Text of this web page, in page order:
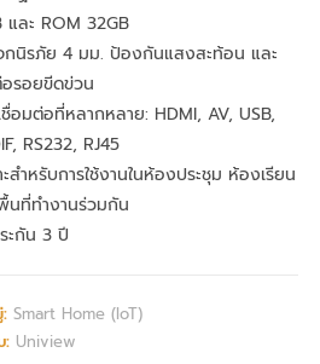
และ ROM 32GB
กนิรภัย 4 มม. ป้องกันแสงสะท้อน และ
รอยขีดข่วน
ชื่อมต่อที่หลากหลาย: HDMI, AV, USB,
RS232, RJ45
ะสำหรับการใช้งานในห้องประชุม ห้องเรียน
นที่ทำงานร่วมกัน
ะกัน 3 ปี
Smart Home (IoT)
: Uniview